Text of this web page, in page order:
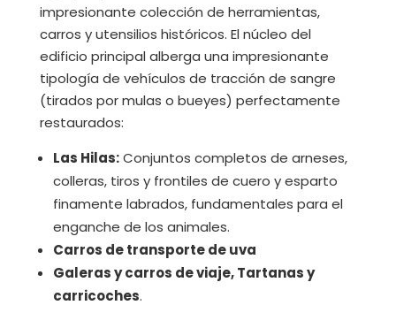
impresionante colección de herramientas,
carros y utensilios históricos. El núcleo del
edificio principal alberga una impresionante
tipología de vehículos de tracción de sangre
(tirados por mulas o bueyes) perfectamente
restaurados:
Las Hilas:Conjuntos completos de arneses,
colleras, tiros y frontiles de cuero y esparto
finamente labrados, fundamentales para el
enganche de los animales.
Carros de transporte de uva
Galeras y carros de viaje, Tartanas y
carricoches.